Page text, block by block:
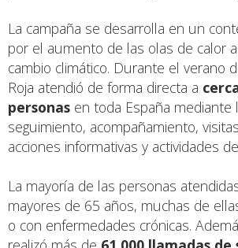
La campaña se desarrolla en un
por el aumento de las olas de calor
cambio climático. Durante el verano
Roja atendió de forma directa a
personas en toda España mediante
seguimiento, acompañamiento,
acciones informativas y actividades
La mayoría de las personas
mayores de 65 años, muchas de
o con enfermedades crónicas.